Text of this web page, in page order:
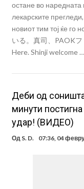
остане во наредната
лекарските
новиот тим тој ќе го
いる。真司、PAOK
Here. Shinji welcome …
Деби од
минути
удар! (ВИДЕО)
Од S. D. 07:36, 04